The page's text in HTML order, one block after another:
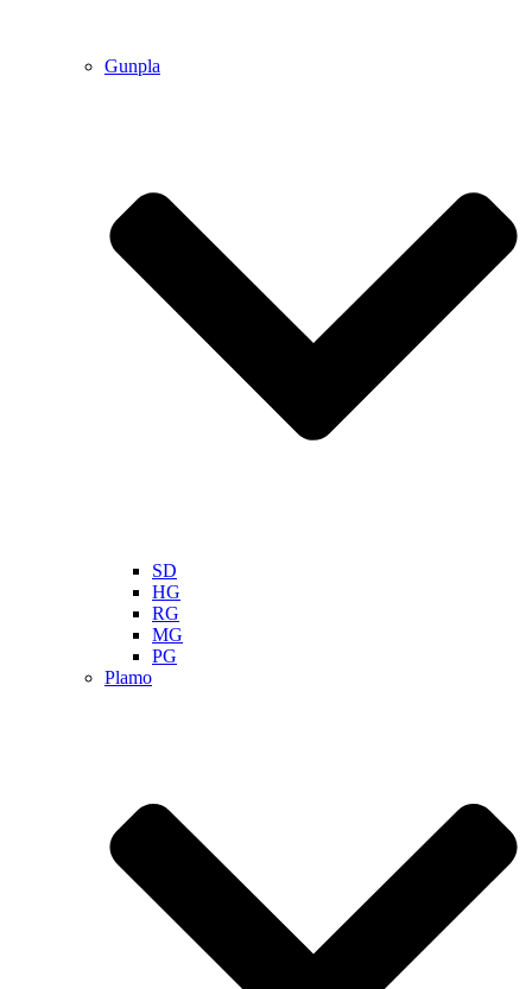
Gunpla
SD
HG
RG
MG
PG
Plamo